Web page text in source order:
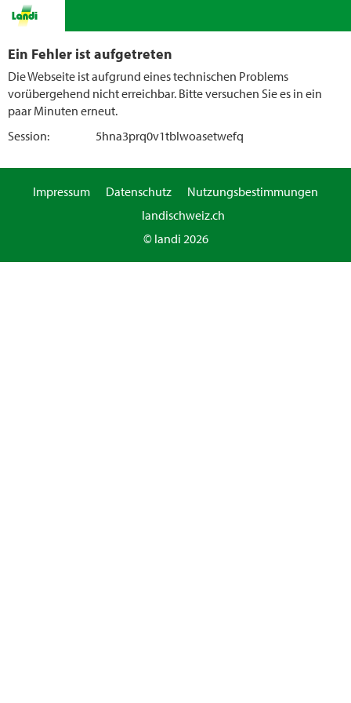
Ein Fehler ist aufgetreten
Die Webseite ist aufgrund eines technischen Problems
vorübergehend nicht erreichbar. Bitte versuchen Sie es in ein
paar Minuten erneut.
Session:
5hna3prq0v1tblwoasetwefq
Impressum Datenschutz
Nutzungsbestimmungen
landischweiz.ch
© landi 2026